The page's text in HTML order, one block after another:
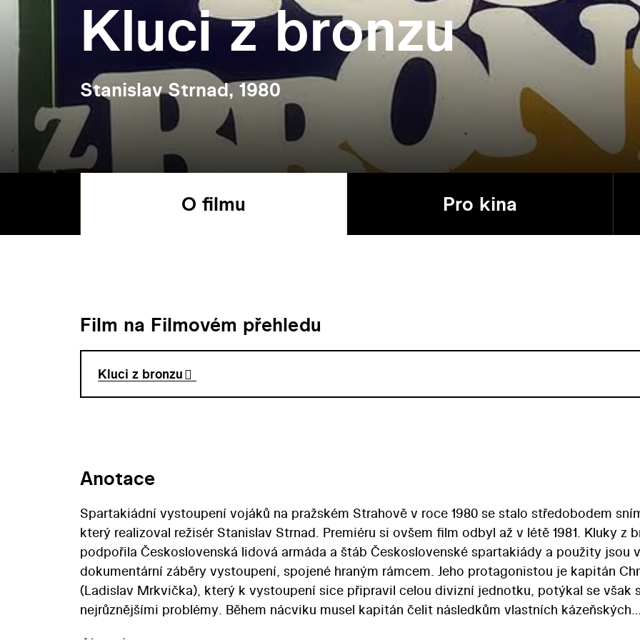
Kluci z bronzu
Stanislav Strnad, 1980
O filmu Pro kina
Film na Filmovém přehledu
Kluci z bronzu
Anotace
Spartakiádní vystoupení vojáků na pražském Strahově v roce 1980 se stalo středobodem
který realizoval režisér Stanislav Strnad. Premiéru si ovšem film odbyl až v létě 1981. Kluky z
podpořila Československá lidová armáda a štáb Československé spartakiády a použity jsou
dokumentární záběry vystoupení, spojené hraným rámcem. Jeho protagonistou je kapitán
(Ladislav Mrkvička), který k vystoupení sice připravil celou divizní jednotku, potýkal se však
nejrůznějšími problémy. Během nácviku musel kapitán čelit následkům vlastních kázeňských